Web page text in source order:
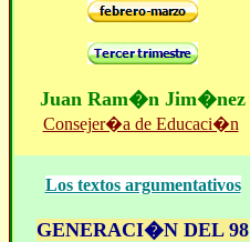
Juan Ram�n Jim�nez
Consejer�a de Educaci�n
Los textos argumentativos
GENERACI�N DEL 98